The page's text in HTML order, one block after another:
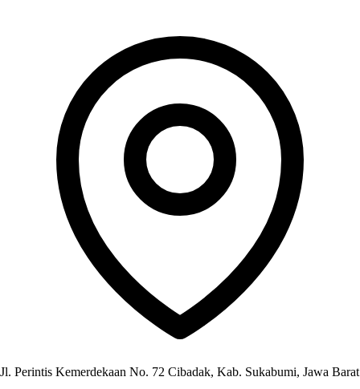
Jl. Perintis Kemerdekaan No. 72 Cibadak, Kab. Sukabumi, Jawa Barat